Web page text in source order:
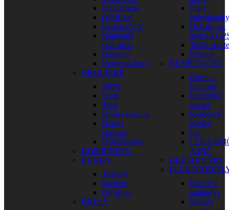
Preklápacie
Off Road
Enduro/ATV
Náhradné
sklá-plexi
Doplnky
Komunikátory
OKULIARE
100%
Scott
Thor
Moose Racing
Detské
okuliare
Príslušenstvo
KOMBINÉZY
BUNDY
Textilné
Kožené
Off Road
DRESY
Pitné
vaky/batohy
Držiaky na
mobil a
Tašky na
Ostatné
BEZPEČNOSŤ
Gurtne /
Popruhy
Reťazové
zámky
Kotúčové
zámky
Iné
A INÉ
DRŽIAKY ŠPZ
Batérie a
nabíjačky
Merače